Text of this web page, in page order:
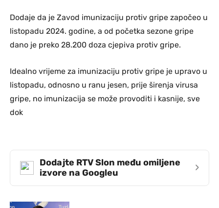
Dodaje da je Zavod imunizaciju protiv gripe započeo u
listopadu 2024. godine, a od početka sezone gripe
dano je preko 28.200 doza cjepiva protiv gripe.
Idealno vrijeme za imunizaciju protiv gripe je upravo u
listopadu, odnosno u ranu jesen, prije širenja virusa
gripe, no imunizacija se može provoditi i kasnije, sve
dok
Dodajte RTV Slon među omiljene
izvore na Googleu
›